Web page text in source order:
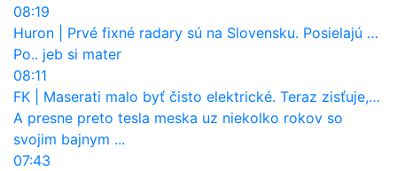
08:19
Huron
Prvé fixné radary sú na Slovensku. Posielajú už pokuty? Ukáže ich Waze?
Po.. jeb si mater
08:11
FK
Maserati malo byť čisto elektrické. Teraz zisťuje, že potrebuje nový osemvalcový motor
A presne preto tesla meska uz niekolko rokov so
svojim bajnym ...
07:43